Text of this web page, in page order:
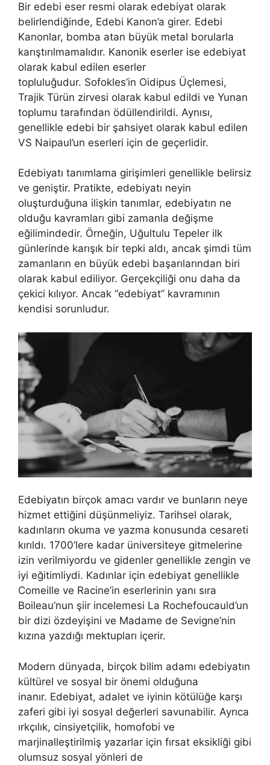
Bir edebi eser resmi olarak edebiyat olarak
belirlendiğinde, Edebi Kanon’a girer. Edebi
Kanonlar, bomba atan büyük metal borularla
karıştırılmamalıdır. Kanonik eserler ise edebiyat
olarak kabul edilen eserler
topluluğudur. Sofokles’in Oidipus Üçlemesi,
Trajik Türün zirvesi olarak kabul edildi ve Yunan
toplumu tarafından ödüllendirildi. Aynısı,
genellikle edebi bir şahsiyet olarak kabul edilen
VS Naipaul’un eserleri için de geçerlidir.
Edebiyatı tanımlama girişimleri genellikle belirsiz
ve geniştir. Pratikte, edebiyatı neyin
oluşturduğuna ilişkin tanımlar, edebiyatın ne
olduğu kavramları gibi zamanla değişme
eğilimindedir. Örneğin, Uğultulu Tepeler ilk
günlerinde karışık bir tepki aldı, ancak şimdi tüm
zamanların en büyük edebi başarılarından biri
olarak kabul ediliyor. Gerçekçiliği onu daha da
çekici kılıyor. Ancak “edebiyat” kavramının
kendisi sorunludur.
Edebiyatın birçok amacı vardır ve bunların neye
hizmet ettiğini düşünmeliyiz. Tarihsel olarak,
kadınların okuma ve yazma konusunda cesareti
kırıldı. 1700’lere kadar üniversiteye gitmelerine
izin verilmiyordu ve gidenler genellikle zengin ve
iyi eğitimliydi. Kadınlar için edebiyat genellikle
Comeille ve Racine’in eserlerinin yanı sıra
Boileau’nun şiir incelemesi La Rochefoucauld’un
bir dizi özdeyişini ve Madame de Sevigne’nin
kızına yazdığı mektupları içerir.
Modern dünyada, birçok bilim adamı edebiyatın
kültürel ve sosyal bir önemi olduğuna
inanır. Edebiyat, adalet ve iyinin kötülüğe karşı
zaferi gibi iyi sosyal değerleri savunabilir. Ayrıca
ırkçılık, cinsiyetçilik, homofobi ve
marjinalleştirilmiş yazarlar için fırsat eksikliği gibi
olumsuz sosyal yönleri de